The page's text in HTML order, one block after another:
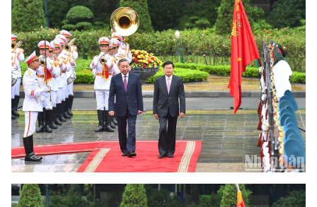
ENGLISH
中文
РУССКИЙ
ESPAÑOL